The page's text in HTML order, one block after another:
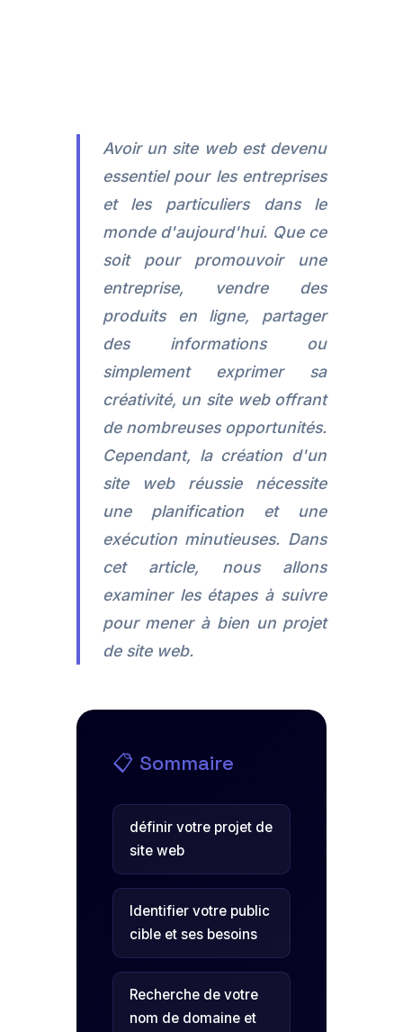
Avoir un site web est devenu
essentiel pour les entreprises
et les particuliers dans le
monde d'aujourd'hui. Que ce
soit pour promouvoir une
entreprise, vendre des
produits en ligne, partager
des informations ou
simplement exprimer sa
créativité, un site web offrant
de nombreuses opportunités.
Cependant, la création d'un
site web réussie nécessite
une planification et une
exécution minutieuses. Dans
cet article, nous allons
examiner les étapes à suivre
pour mener à bien un projet
de site web.
📋 Sommaire
définir votre projet de
site web
Identifier votre public
cible et ses besoins
Recherche de votre
nom de domaine et